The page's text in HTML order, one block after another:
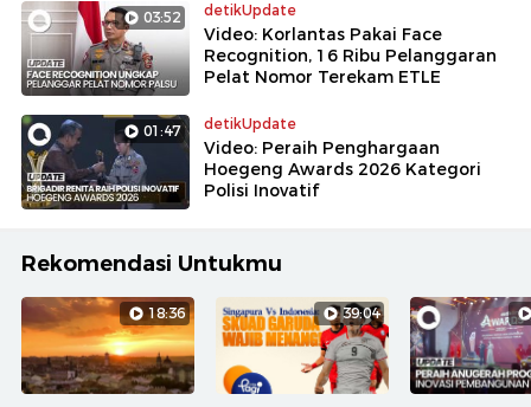
03:52 detikUpdate
Video: Korlantas Pakai Face
Recognition, 16 Ribu Pelanggaran
Pelat Nomor Terekam ETLE
01:47 detikUpdate
Video: Peraih Penghargaan
Hoegeng Awards 2026 Kategori
Polisi Inovatif
Rekomendasi Untukmu
18:36 39:04